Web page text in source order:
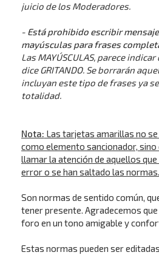
juicio de los Moderadores.
- Está prohibido escribir
mayúsculas para frases
Las MAYÚSCULAS, parece
dice GRITANDO. Se borrarán
incluyan este tipo de frases ya
totalidad.
Nota: Las tarjetas amarillas no se
como elemento sancionador, sino
llamar la atención de aquellos
error o se han saltado las normas.
Son normas de sentido común,
tener presente. Agradecemos
foro en un tono amigable y
Estas normas pueden ser